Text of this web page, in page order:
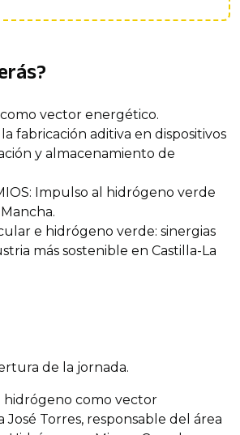
vector energético.
fabricación aditiva en dispositivos
y almacenamiento de
Impulso al hidrógeno verde
e hidrógeno verde: sinergias
más sostenible en Castilla-La
de la jornada.
hidrógeno como vector
José Torres, responsable del área